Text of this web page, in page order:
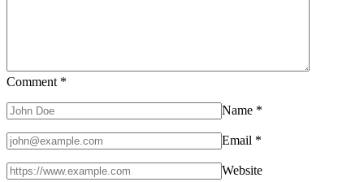
Comment *
Name *
Email *
Website